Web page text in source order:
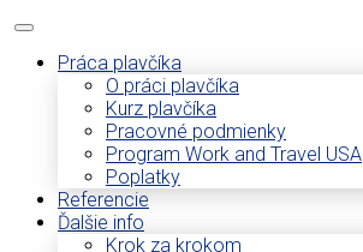
Práca plavčíka
O práci plavčíka
Kurz plavčíka
Pracovné podmienky
Program Work and Travel USA
Poplatky
Referencie
Ďalšie info
Krok za krokom